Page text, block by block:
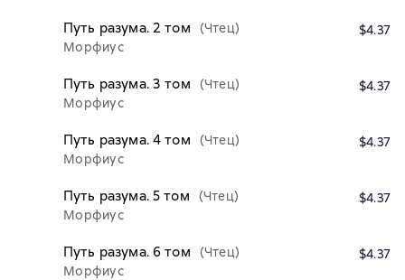
Путь разума. 2 том
(Чтец)
Морфиус
$4.37
Путь разума. 3 том
(Чтец)
Морфиус
$4.37
Путь разума. 4 том
(Чтец)
Морфиус
$4.37
Путь разума. 5 том
(Чтец)
Морфиус
$4.37
Путь разума. 6 том
(Чтец)
Морфиус
$4.37